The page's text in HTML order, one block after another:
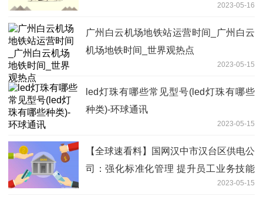
2023-05-16
广州白云机场地铁站运营时间_广州白云
机场地铁时间_世界观热点
2023-05-15
led灯珠有哪些常见型号(led灯珠有哪些
种类)-环球通讯
2023-05-15
【全球速看料】国网汉中市汉台区供电公
司：强化标准化管理 提升员工业务技能
2023-05-15